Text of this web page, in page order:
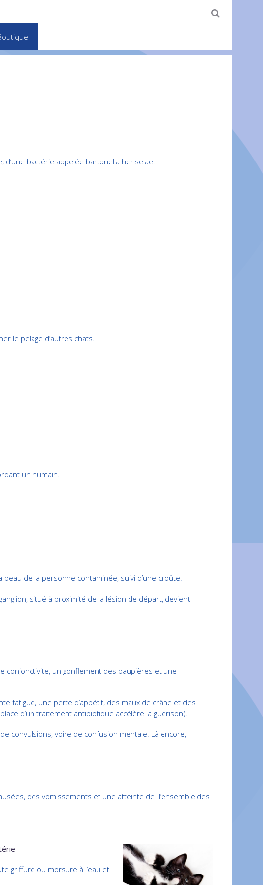
d’une bactérie appelée bartonella henselae.
le pelage d’autres chats.
un humain.
de la personne contaminée, suivi d’une croûte.
situé à proximité de la lésion de départ, devient
conjonctivite, un gonflement des paupières et une
fatigue, une perte d’appétit, des maux de crâne et des
d’un traitement antibiotique accélère la guérison).
convulsions, voire de confusion mentale. Là encore,
des vomissements et une atteinte de l’ensemble des
griffure ou morsure à l’eau et